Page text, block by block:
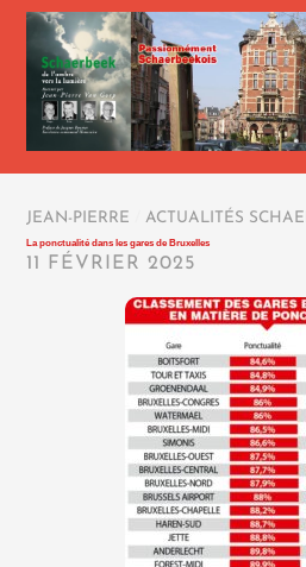
JEAN-PIERRE ACTUALITÉS
La ponctualité dans les gares de Bruxelles
11 FÉVRIER 2025